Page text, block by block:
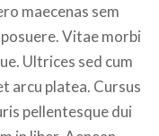
maecenas sem
Vitae morbi
Ultrices sed cum
arcu platea. Cursus
pellentesque dui